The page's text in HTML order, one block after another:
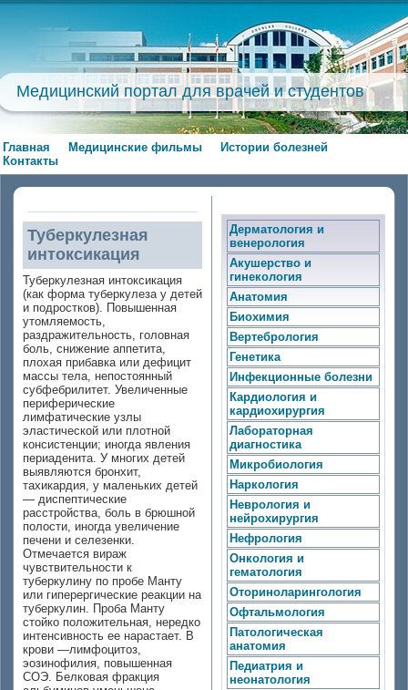
Медицинский портал для врачей и студентов
Главная Медицинские фильмы
Истории болезней
Контакты
Туберкулезная
интоксикация
Туберкулезная интоксикация
(как форма туберкулеза у детей
и подростков). Повышенная
утомляемость,
раздражительность, головная
боль, снижение аппетита,
плохая прибавка или дефицит
массы тела, непостоянный
субфебрилитет. Увеличенные
периферические
лимфатические узлы
эластической или плотной
консистенции; иногда явления
периаденита. У многих детей
выявляются бронхит,
тахикардия, у маленьких детей
— диспептические
расстройства, боль в брюшной
полости, иногда увеличение
печени и селезенки.
Отмечается вираж
чувствительности к
туберкулину по пробе Манту
или гиперергические реакции на
туберкулин. Проба Манту
стойко положительная, нередко
интенсивность ее нарастает. В
крови —лимфоцитоз,
эозинофилия, повышенная
СОЭ. Белковая фракция
Дерматология и
венерология
Акушерство и
гинекология
Анатомия
Биохимия
Вертебрология
Генетика
Инфекционные болезни
Кардиология и
кардиохирургия
Лабораторная
диагностика
Микробиология
Наркология
Неврология и
нейрохирургия
Нефрология
Онкология и
гематология
Оториноларингология
Офтальмология
Патологическая
анатомия
Педиатрия и
неонатология